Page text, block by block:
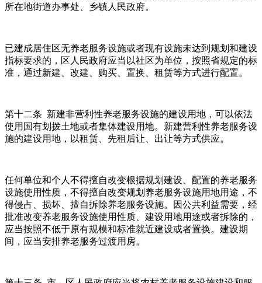
所在地街道办事处、乡镇人民政府。
已建成居住区无养老服务设施或者现有设施未达到规划和建设
指标要求的，区人民政府应当以社区为单位，按照省规定的标
准，通过新建、改建、购买、置换、租赁等方式进行配置。
第十二条 新建非营利性养老服务设施的建设用地，可以依法
使用国有划拨土地或者集体建设用地。新建营利性养老服务设
施的建设用地，以租赁、先租后让、出让等方式供应。
任何单位和个人不得擅自改变根据规划建设、配置的养老服务
设施使用性质，不得擅自改变规划养老服务设施用地用途，不
得侵占、损坏、擅自拆除养老服务设施。因公共利益需要，经
批准改变养老服务设施使用性质、建设用地用途或者拆除的，
应当按照不低于原有规模和标准就近建设或者置换。建设期
间，应当安排养老服务过渡用房。